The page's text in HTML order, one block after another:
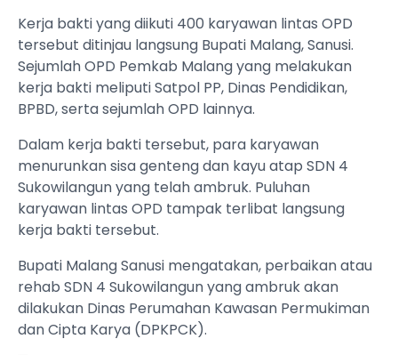
Kerja bakti yang diikuti 400 karyawan lintas OPD
tersebut ditinjau langsung Bupati Malang, Sanusi.
Sejumlah OPD Pemkab Malang yang melakukan
kerja bakti meliputi Satpol PP, Dinas Pendidikan,
BPBD, serta sejumlah OPD lainnya.
Dalam kerja bakti tersebut, para karyawan
menurunkan sisa genteng dan kayu atap SDN 4
Sukowilangun yang telah ambruk. Puluhan
karyawan lintas OPD tampak terlibat langsung
kerja bakti tersebut.
Bupati Malang Sanusi mengatakan, perbaikan atau
rehab SDN 4 Sukowilangun yang ambruk akan
dilakukan Dinas Perumahan Kawasan Permukiman
dan Cipta Karya (DPKPCK).